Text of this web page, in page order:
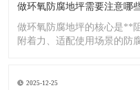
做环氧防腐地坪需要注意哪
做环氧防腐地坪的核心是**
附着力、适配使用场景的防
2025-12-25